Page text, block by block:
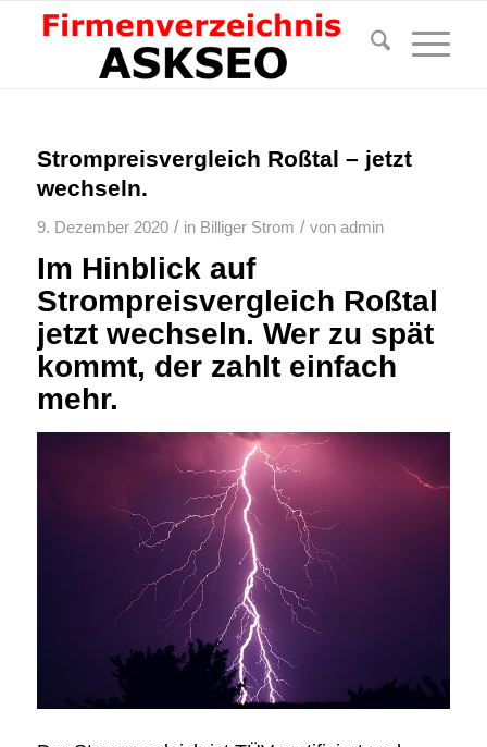
Strompreisvergleich Roßtal – jetzt
wechseln.
9. Dezember 2020 / in Billiger Strom / von admin
Im Hinblick auf
Strompreisvergleich Roßtal
jetzt wechseln. Wer zu spät
kommt, der zahlt einfach
mehr.